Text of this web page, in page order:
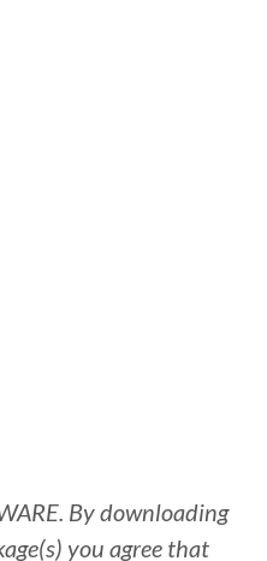
By downloading
you agree that